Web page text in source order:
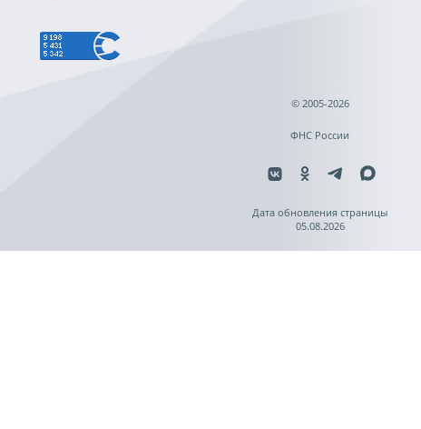
© 2005-2026
ФНС России
Дата обновления страницы
05.08.2026